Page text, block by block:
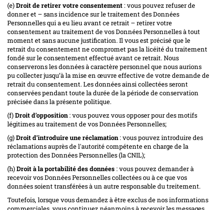
(e)Droit de retirer votre consentement : vous pouvez refuser de
donner et – sans incidence sur le traitement des Données
Personnelles qui a eu lieu avant ce retrait – retirer votre
consentement au traitement de vos Données Personnelles à tout
moment et sans aucune justification. Il vous est précisé que le
retrait du consentement ne compromet pas la licéité du traitement
fondé sur le consentement effectué avant ce retrait. Nous
conserverons les données à caractère personnel que nous aurions
pu collecter jusqu’à la mise en œuvre effective de votre demande de
retrait du consentement. Les données ainsi collectées seront
conservées pendant toute la durée de la période de conservation
précisée dans la présente politique.
(f)Droit d’opposition: vous pouvez vous opposer pour des motifs
légitimes au traitement de vos Données Personnelles;
(g)Droit d’introduire une réclamation: vous pouvez introduire des
réclamations auprès de l'autorité compétente en charge de la
protection des Données Personnelles (la CNIL);
(h)Droit à la portabilité des données : vous pouvez demander à
recevoir vos Données Personnelles collectées ou à ce que vos
données soient transférées à un autre responsable du treitement.
Toutefois, lorsque vous demandez à être exclus de nos informations